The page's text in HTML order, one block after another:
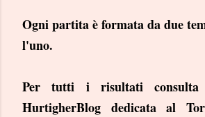
Ogni partita è formata da due
l'uno.
Per tutti i risultati
HurtigherBlog dedicata al